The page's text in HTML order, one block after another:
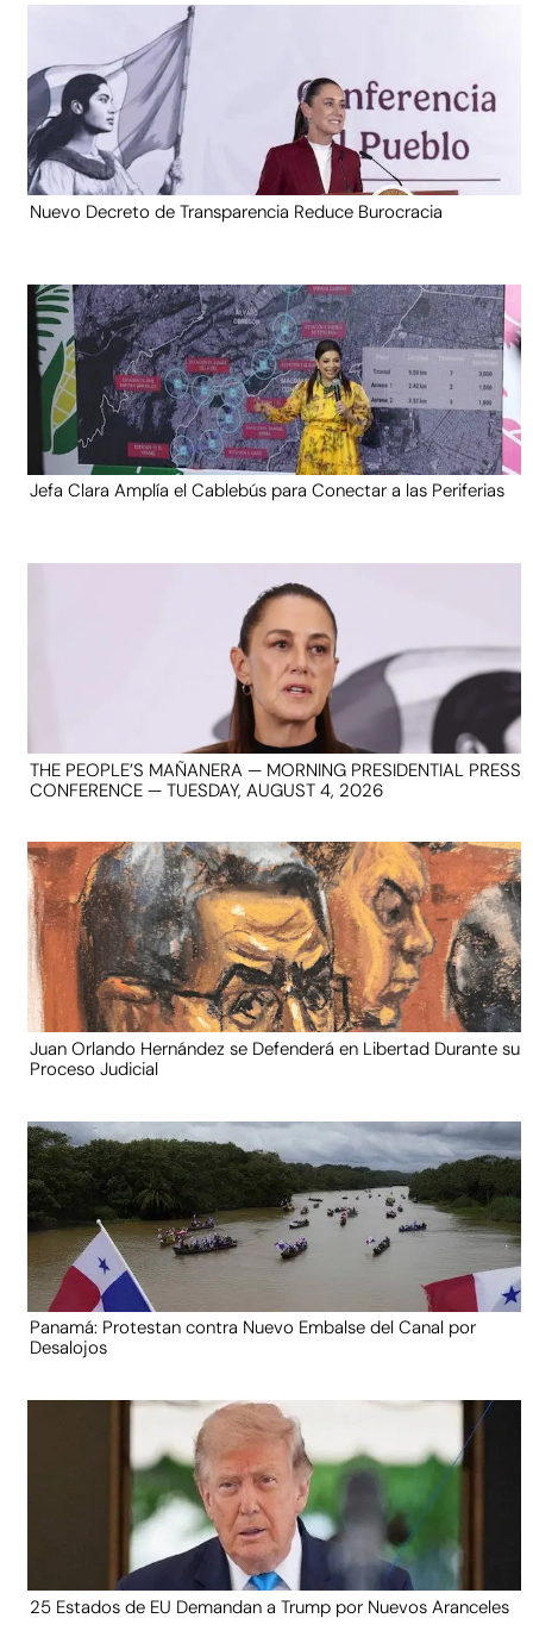
Nuevo Decreto de Transparencia Reduce Burocracia
Jefa Clara Amplía el Cablebús para Conectar a las Periferias
THE PEOPLE’S MAÑANERA — MORNING PRESIDENTIAL PRESS
CONFERENCE — TUESDAY, AUGUST 4, 2026
Juan Orlando Hernández se Defenderá en Libertad Durante su
Proceso Judicial
Panamá: Protestan contra Nuevo Embalse del Canal por
Desalojos
25 Estados de EU Demandan a Trump por Nuevos Aranceles